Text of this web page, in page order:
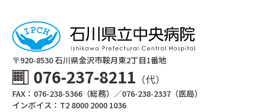
〒920-8530 ⽯川県⾦沢市鞍⽉東2丁⽬1番地
076-237-8211 （代）
FAX：076-238-5366（総務）／076-238-2337（医局）
インボイス：T2 8000 2000 1036